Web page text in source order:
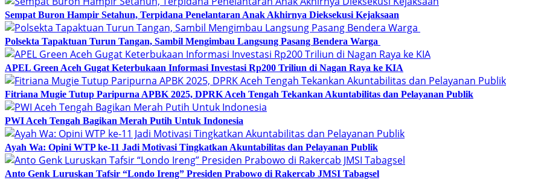
Sempat Buron Hampir Setahun, Terpidana Penelantaran Anak Akhirnya Dieksekusi Kejaksaan
Polsekta Tapaktuan Turun Tangan, Sambil Mengimbau Langsung Pasang Bendera Warga
APEL Green Aceh Gugat Keterbukaan Informasi Investasi Rp200 Triliun di Nagan Raya ke KIA
Fitriana Mugie Tutup Paripurna APBK 2025, DPRK Aceh Tengah Tekankan Akuntabilitas dan Pelayanan Publik
PWI Aceh Tengah Bagikan Merah Putih Untuk Indonesia
Ayah Wa: Opini WTP ke-11 Jadi Motivasi Tingkatkan Akuntabilitas dan Pelayanan Publik
Anto Genk Luruskan Tafsir “Londo Ireng” Presiden Prabowo di Rakercab JMSI Tabagsel